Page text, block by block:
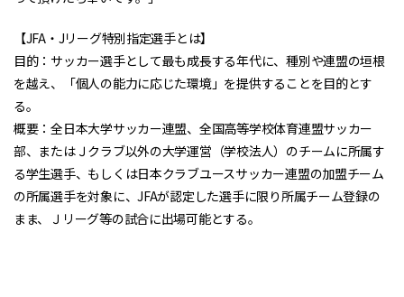
【JFA・Jリーグ特別指定選手とは】
目的：サッカー選手として最も成長する年代に、種別や連盟の垣根
を越え、「個人の能力に応じた環境」を提供することを目的とす
る。
概要：全日本大学サッカー連盟、全国高等学校体育連盟サッカー
部、またはＪクラブ以外の大学運営（学校法人）のチームに所属す
る学生選手、もしくは日本クラブユースサッカー連盟の加盟チーム
の所属選手を対象に、JFAが認定した選手に限り所属チーム登録の
まま、Ｊリーグ等の試合に出場可能とする。